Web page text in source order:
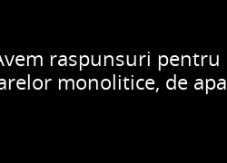
raspunsuri pentru
monolitice, de apa